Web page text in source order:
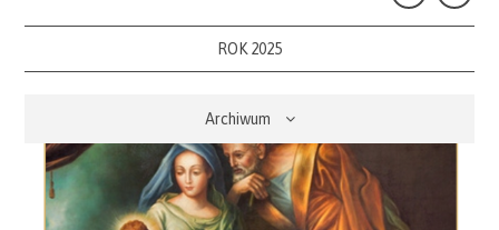
ROK 2025
Archiwum